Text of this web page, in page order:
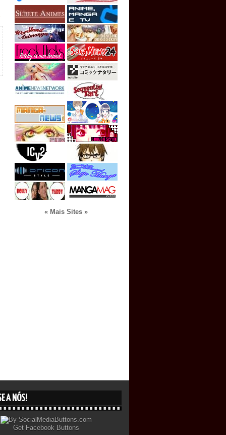
« Mais Sites »
A NÓS!
Get Facebook Buttons